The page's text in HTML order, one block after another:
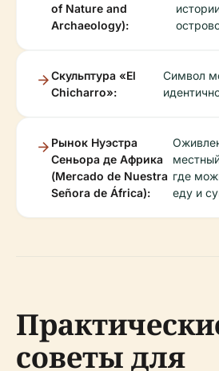
of Nature and
Archaeology):
Скульптура «El
Chicharro»:
Символ
Рынок Нуэстра
Сеньора де Африка
(Mercado de Nuestra
Señora de África):
где
еду и
советы для